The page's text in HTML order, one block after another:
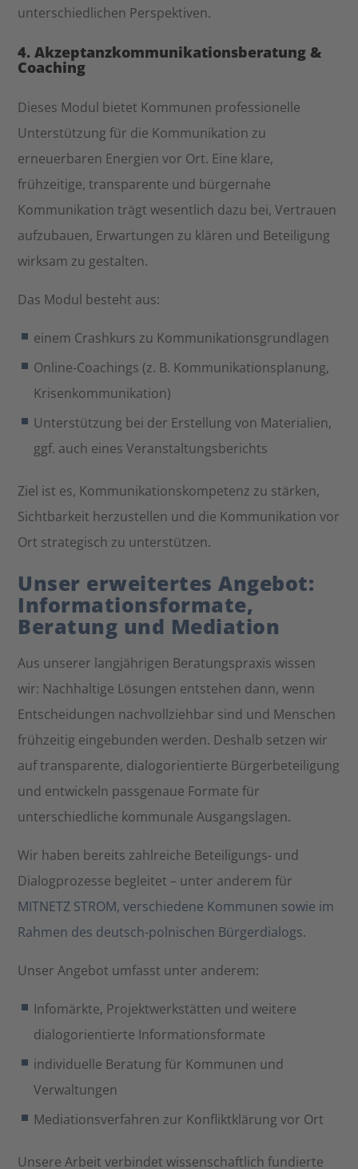
unterschiedlichen Perspektiven.
4. Akzeptanzkommunikationsberatung &
Coaching
Dieses Modul bietet Kommunen professionelle
Unterstützung für die Kommunikation zu
erneuerbaren Energien vor Ort. Eine klare,
frühzeitige, transparente und bürgernahe
Kommunikation trägt wesentlich dazu bei, Vertrauen
aufzubauen, Erwartungen zu klären und Beteiligung
wirksam zu gestalten.
Das Modul besteht aus:
einem Crashkurs zu Kommunikationsgrundlagen
Online-Coachings (z. B. Kommunikationsplanung,
Krisenkommunikation)
Unterstützung bei der Erstellung von Materialien,
ggf. auch eines Veranstaltungsberichts
Ziel ist es, Kommunikationskompetenz zu stärken,
Sichtbarkeit herzustellen und die Kommunikation vor
Ort strategisch zu unterstützen.
Unser erweitertes Angebot:
Informationsformate,
Beratung und Mediation
Aus unserer langjährigen Beratungspraxis wissen
wir: Nachhaltige Lösungen entstehen dann, wenn
Entscheidungen nachvollziehbar sind und Menschen
frühzeitig eingebunden werden. Deshalb setzen wir
auf transparente, dialogorientierte Bürgerbeteiligung
und entwickeln passgenaue Formate für
unterschiedliche kommunale Ausgangslagen.
Wir haben bereits zahlreiche Beteiligungs- und
Dialogprozesse begleitet – unter anderem für
MITNETZ STROM, verschiedene Kommunen sowie im
Rahmen des deutsch-polnischen Bürgerdialogs.
Unser Angebot umfasst unter anderem:
Infomärkte, Projektwerkstätten und weitere
dialogorientierte Informationsformate
individuelle Beratung für Kommunen und
Verwaltungen
Mediationsverfahren zur Konfliktklärung vor Ort
Unsere Arbeit verbindet wissenschaftlich fundierte